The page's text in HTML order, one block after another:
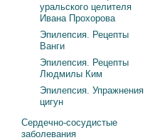
уральского целителя
Ивана Прохорова
Эпилепсия. Рецепты
Ванги
Эпилепсия. Рецепты
Людмилы Ким
Эпилепсия. Упражнения
цигун
Сердечно-сосудистые
заболевания